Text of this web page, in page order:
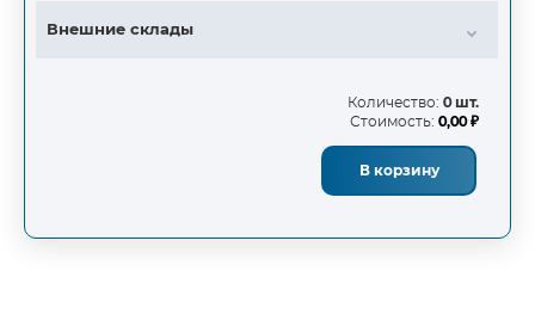
Внешние склады
Количество: 0 шт.
Стоимость: 0,00 ₽
В корзину